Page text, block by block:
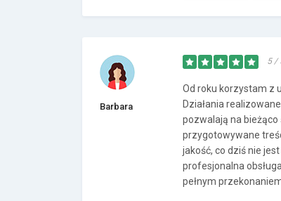
Barbara
5 /
Od roku korzystam z
Działania
pozwalają na
przygotowywane
jakość, co dziś nie
profesjonalna
pełnym